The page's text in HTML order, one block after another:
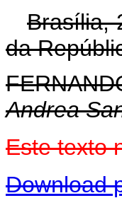
Brasília,
da
Andrea
Este texto
Download